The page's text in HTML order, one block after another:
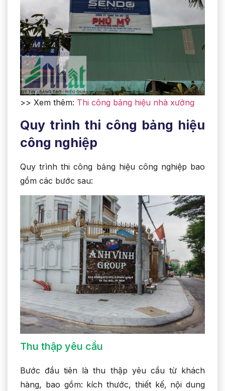
>> Xem thêm: Thi công bảng hiệu nhà xưởng
Quy trình thi công bảng hiệu
công nghiệp
Quy trình thi công bảng hiệu công nghiệp bao
gồm các bước sau:
Thu thập yêu cầu
Bước đầu tiên là thu thập yêu cầu từ khách
hàng, bao gồm: kích thước, thiết kế, nội dung